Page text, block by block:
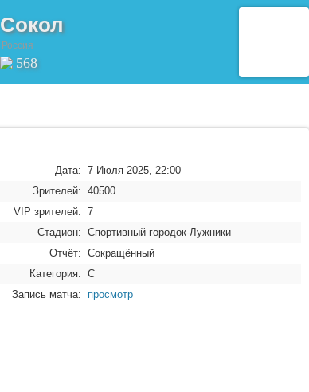
Сокол
Россия
568
Дата: 7 Июля 2025, 22:00
Зрителей: 40500
VIP зрителей: 7
Стадион: Спортивный городок-Лужники
Отчёт: Сокращённый
Категория: C
Запись матча:
просмотр